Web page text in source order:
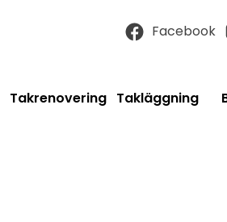
Facebook
Takrenovering Takläggning